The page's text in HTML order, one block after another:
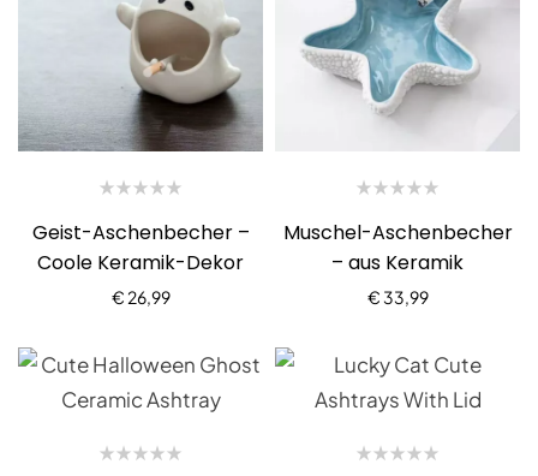
Geist-Aschenbecher –
Coole Keramik-Dekor
€ 26,99
Muschel-Aschenbecher
– aus Keramik
€ 33,99